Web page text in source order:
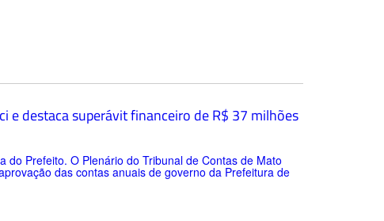
e destaca superávit financeiro de R$ 37 milhões
Prefeito. O Plenário do Tribunal de Contas de Mato
das contas anuais de governo da Prefeitura de